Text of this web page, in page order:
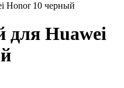
Honor 10 черный
для Huawei